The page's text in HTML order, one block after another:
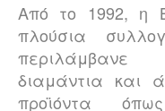
Από το 1992, η
πλούσια
περιλάμβανε
διαμάντια και
προϊόντα